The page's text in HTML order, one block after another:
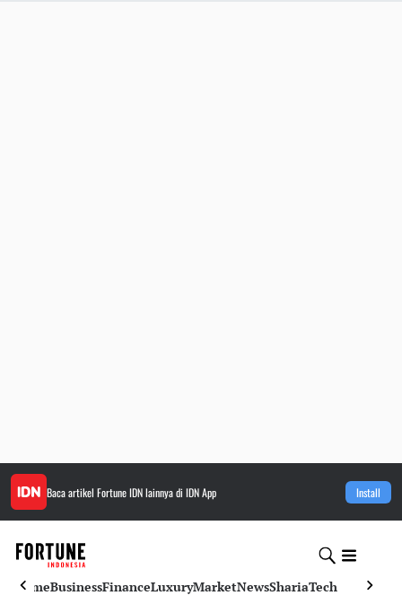
Baca artikel Fortune IDNlainnya di IDN App Install
HomeBusinessFinanceLuxuryMarketNewsShariaTech